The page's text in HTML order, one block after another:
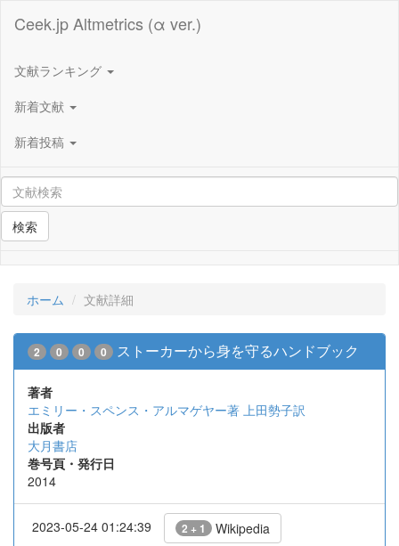
Ceek.jp Altmetrics (α ver.)
文献ランキング
新着文献
新着投稿
検索
ホーム 文献詳細
2 0 0 0 ストーカーから身を守るハンドブック
著者
エミリー・スペンス・アルマゲヤー著 上田勢子訳
出版者
大月書店
巻号頁・発行日
2014
2023-05-24 01:24:39 2 + 1 Wikipedia